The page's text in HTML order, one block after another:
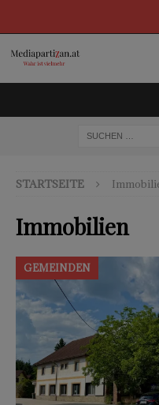
STARTSEITE
Immobilien
GEMEINDEN